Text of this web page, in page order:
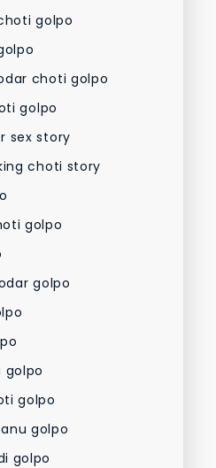
golpo
choti golpo
golpo
sex story
choti story
golpo
golpo
golpo
golpo
golpo
golpo